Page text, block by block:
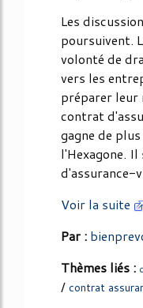
Les
poursuivent.
volonté de
vers les
préparer leur
contrat
gagne de
l'Hexagone.
d'assurance-
Voir la suite
Par :
Thèmes liés :
/ contrat